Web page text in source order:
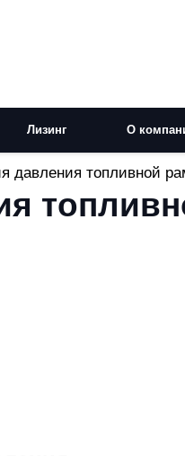
Лизинг О
давления топливной